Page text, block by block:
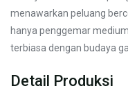
menawarkan peluang
hanya penggemar
terbiasa dengan budaya
Detail Produksi